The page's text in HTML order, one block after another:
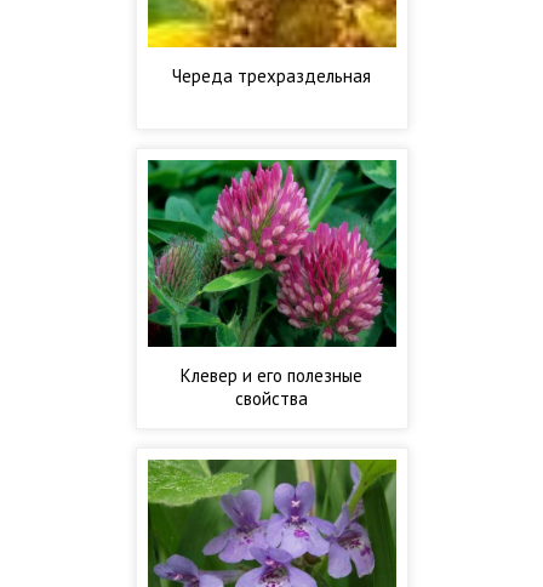
Череда трехраздельная
Клевер и его полезные
свойства